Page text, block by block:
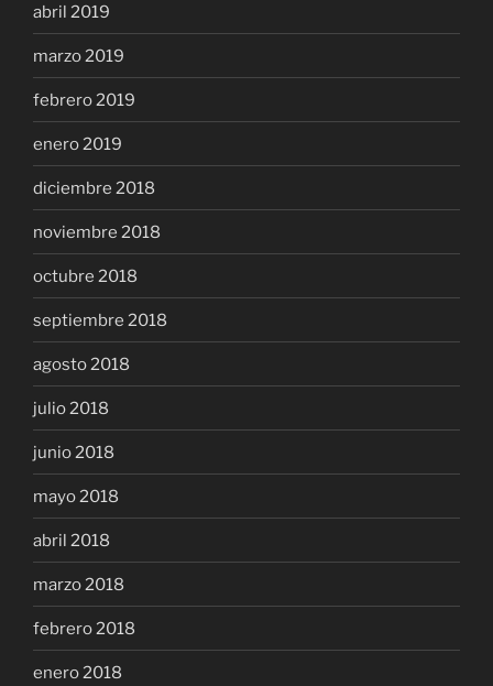
abril 2019
marzo 2019
febrero 2019
enero 2019
diciembre 2018
noviembre 2018
octubre 2018
septiembre 2018
agosto 2018
julio 2018
junio 2018
mayo 2018
abril 2018
marzo 2018
febrero 2018
enero 2018